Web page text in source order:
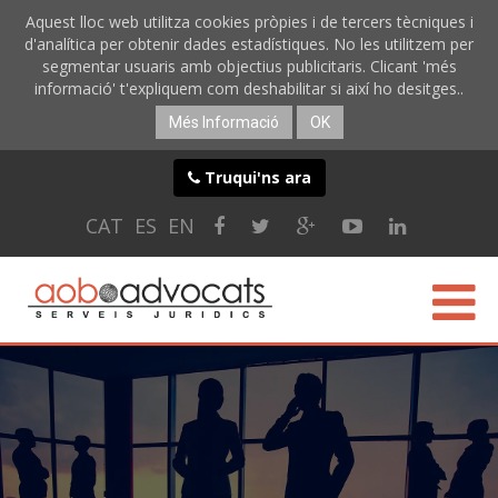
Aquest lloc web utilitza cookies pròpies i de tercers tècniques i
d'analítica per obtenir dades estadístiques. No les utilitzem per
segmentar usuaris amb objectius publicitaris. Clicant 'més
informació' t'expliquem com deshabilitar si així ho desitges..
Més Informació OK
Truqui'ns ara
CAT ES EN
CONÈIXER-NOS
SERVEIS ONLINE